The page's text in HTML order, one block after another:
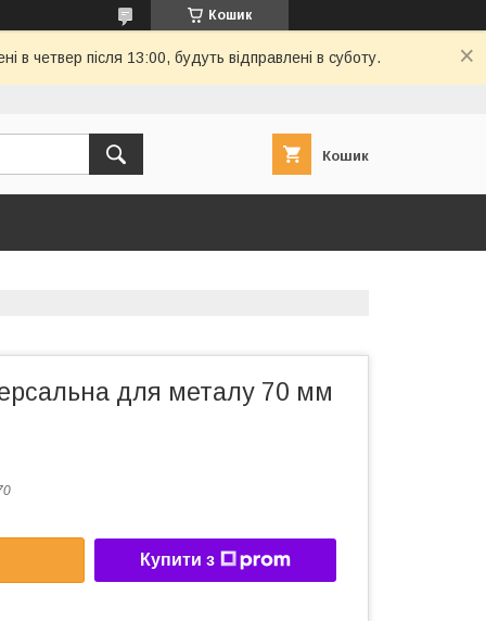
Кошик
в четвер після 13:00, будуть відправлені в суботу.
Кошик
для металу 70 мм
Купити з